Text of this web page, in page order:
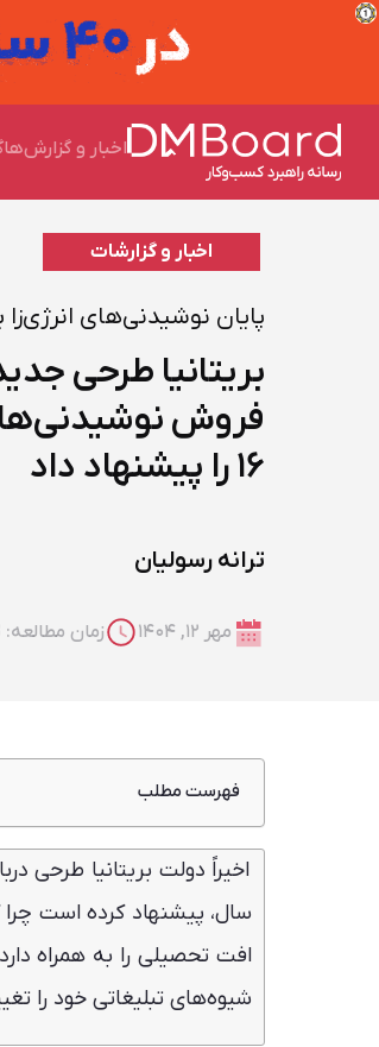
اخبار و گزارش‌ها
اخبار و گزارشات
پایان نوشیدنی‌های انرژی‌زا
بریتانیا طرحی
فروش نوشیدنی‌های
۱۶ را پیشنهاد داد
ترانه رسولیان
مهر ۱۲, ۱۴۰۴ زمان مطالعه: 3 دقیقه
فهرست مطلب
ممنوعیت تبلیغات
سال، پیشنهاد کرده است
شیوه‌های تبلیغاتی خود را